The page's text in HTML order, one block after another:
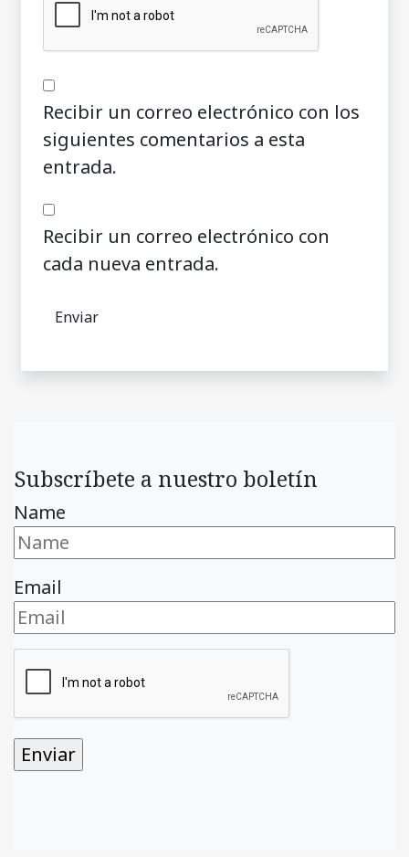
Recibir un correo electrónico con los
siguientes comentarios a esta
entrada.
Recibir un correo electrónico con
cada nueva entrada.
Subscríbete a nuestro boletín
Name
Email